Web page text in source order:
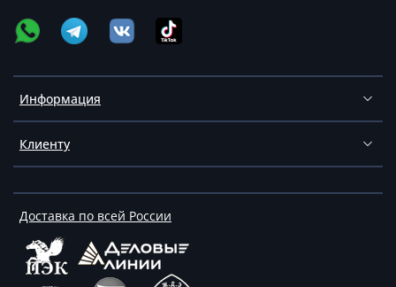
Информация
Клиенту
Доставка по всей России